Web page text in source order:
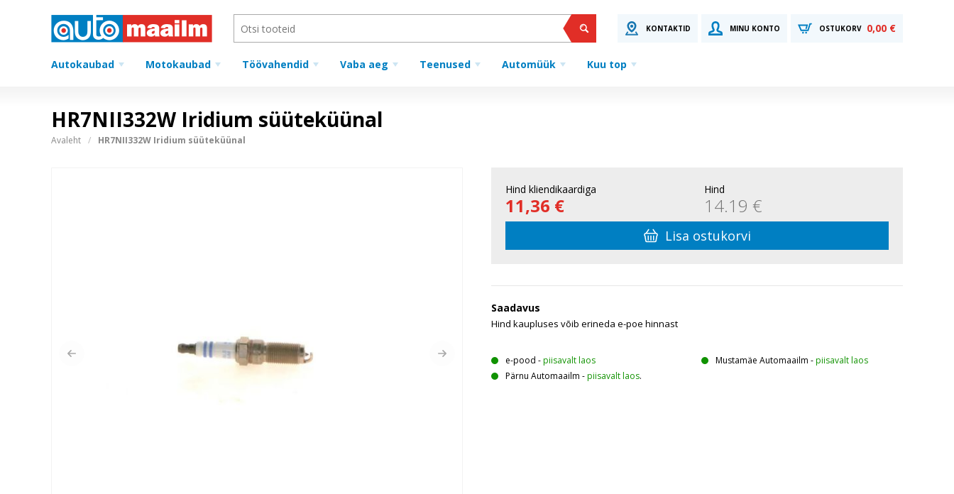
KONTAKTID MINU KONTO OSTUKORV 0,00 €
Autokaubad Motokaubad Töövahendid Vaba aeg Teenused Automüük Kuu top
HR7NII332W Iridium süüteküünal
Avaleht HR7NII332W Iridium süüteküünal
Hind kliendikaardiga
11,36 €
Hind
14.19 €
Lisa ostukorvi
Saadavus
Hind kaupluses võib erineda e-poe hinnast
e-pood -piisavalt laos
Pärnu Automaailm -piisavalt laos.
Mustamäe Automaailm -piisavalt laos